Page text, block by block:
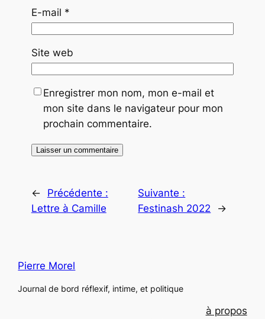
E-mail *
Site web
Enregistrer mon nom, mon e-mail et
mon site dans le navigateur pour mon
prochain commentaire.
←
Précédente :
Lettre à Camille
Suivante :
Festinash 2022
→
Pierre Morel
Journal de bord réflexif, intime, et politique
à propos